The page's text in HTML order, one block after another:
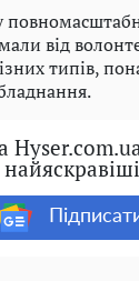
від
типів,